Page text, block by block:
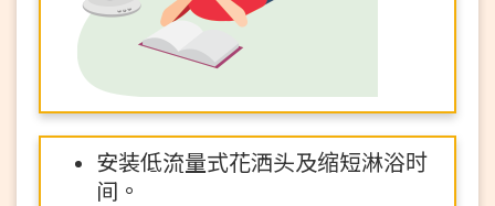
安装低流量式花洒头及缩短淋浴时
间。